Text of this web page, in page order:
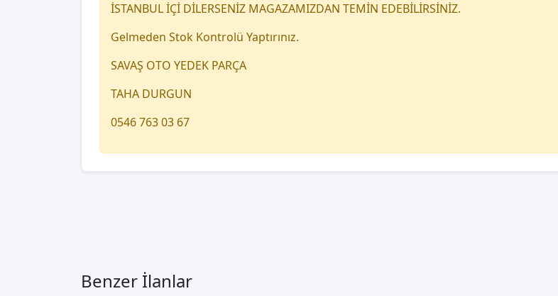
İSTANBUL İÇİ DİLERSENİZ MAGAZAMIZDAN TEMİN EDEBİLİRSİNİZ.
Gelmeden Stok Kontrolü Yaptırınız.
SAVAŞ OTO YEDEK PARÇA
TAHA DURGUN
0546 763 03 67
Benzer İlanlar